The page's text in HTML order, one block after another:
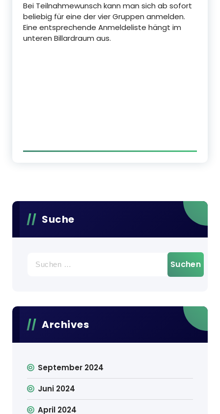
Bei Teilnahmewunsch kann man sich ab sofort
beliebig für eine der vier Gruppen anmelden.
Eine entsprechende Anmeldeliste hängt im
unteren Billardraum aus.
Suche
nach:
Archives
September 2024
Juni 2024
April 2024